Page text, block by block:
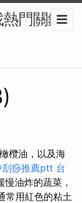
門關鍵
欖油，以及海
刮痧推薦ptt 台
油炸的蔬菜，
常用紅色的粘土